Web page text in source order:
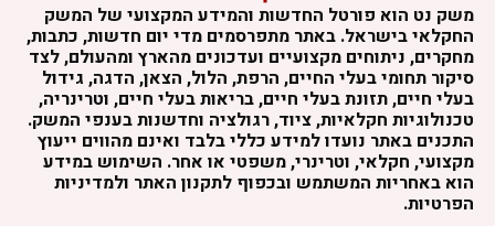
משק נט הוא פורטל החדשות והמידע המקצועי של המשק
החקלאי בישראל. באתר מתפרסמים מדי יום חדשות, כתבות,
מחקרים, ניתוחים מקצועיים ועדכונים מהארץ ומהעולם, לצד
סיקור תחומי בעלי החיים, הרפת, הלול, הצאן, הדגה, גידול
בעלי חיים, תזונת בעלי חיים, בריאות בעלי חיים, וטרינריה,
טכנולוגיות חקלאיות, ציוד, רגולציה וחדשנות בענפי המשק.
התכנים באתר נועדו למידע כללי בלבד ואינם מהווים ייעוץ
מקצועי, חקלאי, וטרינרי, משפטי או אחר. השימוש במידע
הוא באחריות המשתמש ובכפוף לתקנון האתר ולמדיניות
הפרטיות.